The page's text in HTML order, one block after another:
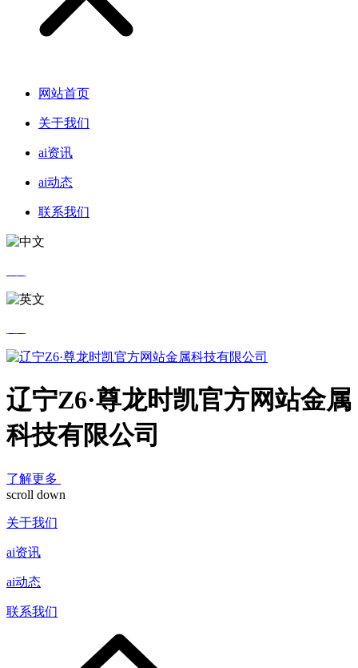
网站首页
关于我们
ai资讯
ai动态
联系我们
辽宁Z6·尊龙时凯官方网站金属
科技有限公司
了解更多
scroll down
关于我们
ai资讯
ai动态
联系我们